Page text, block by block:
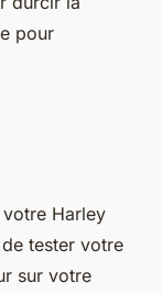
pour
Harley
tester votre
sur votre